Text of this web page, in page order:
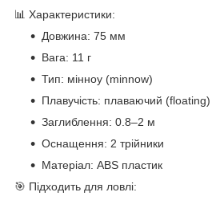
📊 Характеристики:
Довжина: 75 мм
Вага: 11 г
Тип: мінноу (minnow)
Плавучість: плаваючий (floating)
Заглиблення: 0.8–2 м
Оснащення: 2 трійники
Матеріал: ABS пластик
🎯 Підходить для ловлі: